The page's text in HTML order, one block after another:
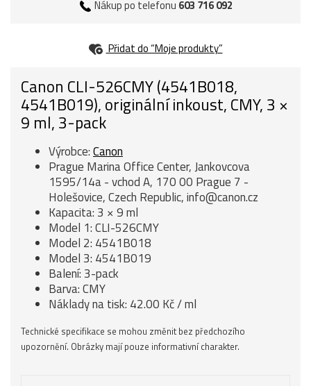
Nákup po telefonu 603 716 092
Přidat do “Moje produkty”
Canon CLI-526CMY (4541B018,
4541B019), originální inkoust, CMY, 3 ×
9 ml, 3-pack
Výrobce:Canon
Prague Marina Office Center, Jankovcova
1595/14a - vchod A, 170 00 Prague 7 -
Holešovice, Czech Republic, info@canon.cz
Kapacita: 3 × 9 ml
Model 1: CLI-526CMY
Model 2: 4541B018
Model 3: 4541B019
Balení: 3-pack
Barva: CMY
Náklady na tisk: 42.00 Kč / ml
Technické specifikace se mohou změnit bez předchozího
upozornění. Obrázky mají pouze informativní charakter.